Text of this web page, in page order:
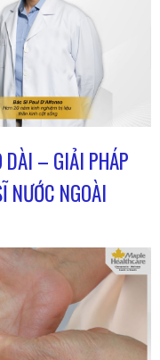
DÀI – GIẢI PHÁP
NƯỚC NGOÀI